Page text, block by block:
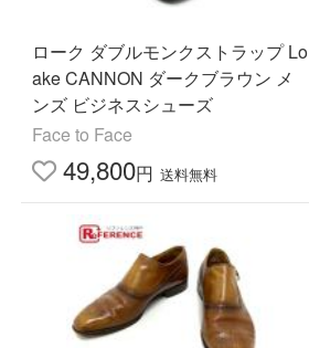
ローク ダブルモンクストラップ Lo
ake CANNON ダークブラウン メ
ンズ ビジネスシューズ
Face to Face
49,800円 送料無料